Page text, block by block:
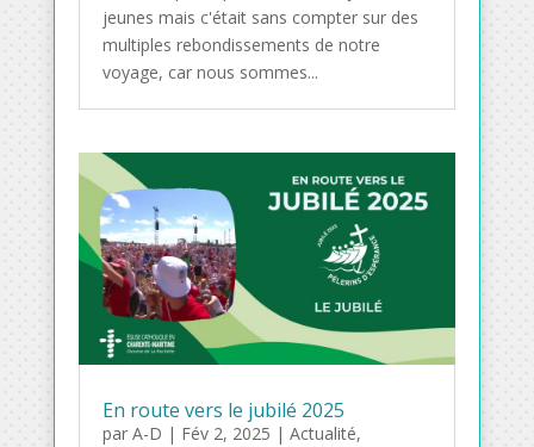
jeunes mais c'était sans compter sur des
multiples rebondissements de notre
voyage, car nous sommes...
En route vers le jubilé 2025
par A-D | Fév 2, 2025 | Actualité,